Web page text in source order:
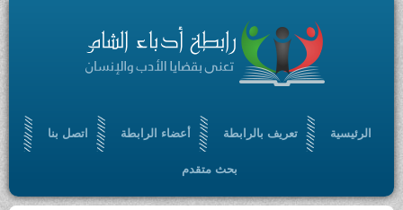
الرئيسية تعريف بالرابطة أعضاء الرابطة اتصل بنا
بحث متقدم